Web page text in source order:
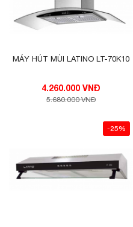
MÁY HÚT MÙI LATINO LT-70K10
4.260.000 VNĐ
5.680.000 VNĐ
-25%